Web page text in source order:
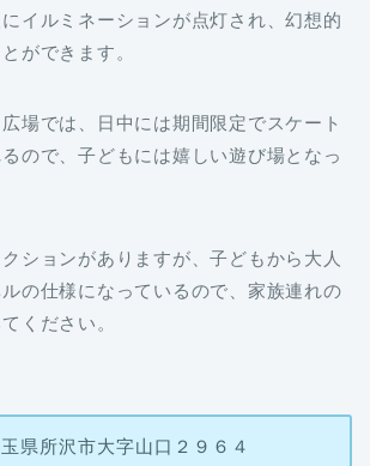
イルミネーションが点灯され、幻想的
ができます。
場では、日中には期間限定でスケート
ので、子どもには嬉しい遊び場となっ
ションがありますが、子どもから大人
の仕様になっているので、家族連れの
ください。
県所沢市大字山口２９６４